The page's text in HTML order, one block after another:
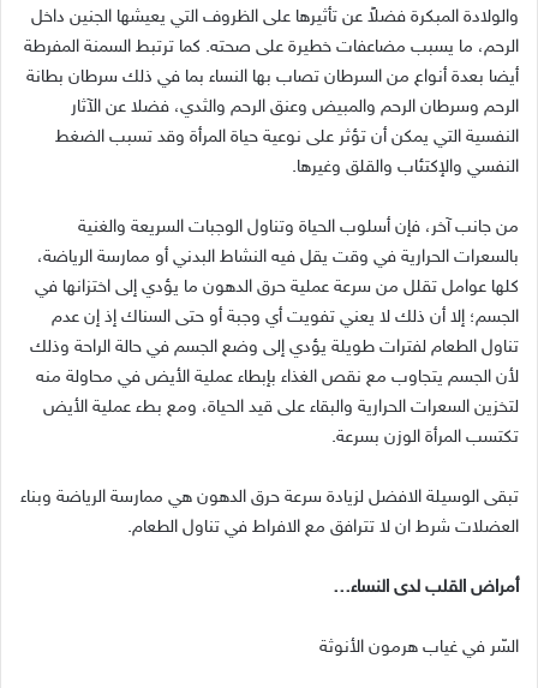
والولادة المبكرة فضلاً عن تأثيرها على الظروف التي يعيشها الجنين داخل
الرحم، ما يسبب مضاعفات خطيرة على صحته. كما ترتبط السمنة المفرطة
أيضا بعدة أنواع من السرطان تصاب بها النساء بما في ذلك سرطان بطانة
الرحم وسرطان الرحم والمبيض وعنق الرحم والثدي، فضلا عن الآثار
النفسية التي يمكن أن تؤثر على نوعية حياة المرأة وقد تسبب الضغط
النفسي والإكتئاب والقلق وغيرها.
من جانب آخر، فإن أسلوب الحياة وتناول الوجبات السريعة والغنية
بالسعرات الحرارية في وقت يقل فيه النشاط البدني أو ممارسة الرياضة،
كلها عوامل تقلل من سرعة عملية حرق الدهون ما يؤدي إلى اختزانها في
الجسم؛ إلا أن ذلك لا يعني تفويت أي وجبة أو حتى السناك إذ إن عدم
تناول الطعام لفترات طويلة يؤدي إلى وضع الجسم في حالة الراحة وذلك
لأن الجسم يتجاوب مع نقص الغذاء بإبطاء عملية الأيض في محاولة منه
لتخزين السعرات الحرارية والبقاء على قيد الحياة، ومع بطء عملية الأيض
تكتسب المرأة الوزن بسرعة.
تبقى الوسيلة الافضل لزيادة سرعة حرق الدهون هي ممارسة الرياضة وبناء
العضلات شرط ان لا تترافق مع الافراط في تناول الطعام.
أمراض القلب لدى النساء…
السّر في غياب هرمون الأنوثة